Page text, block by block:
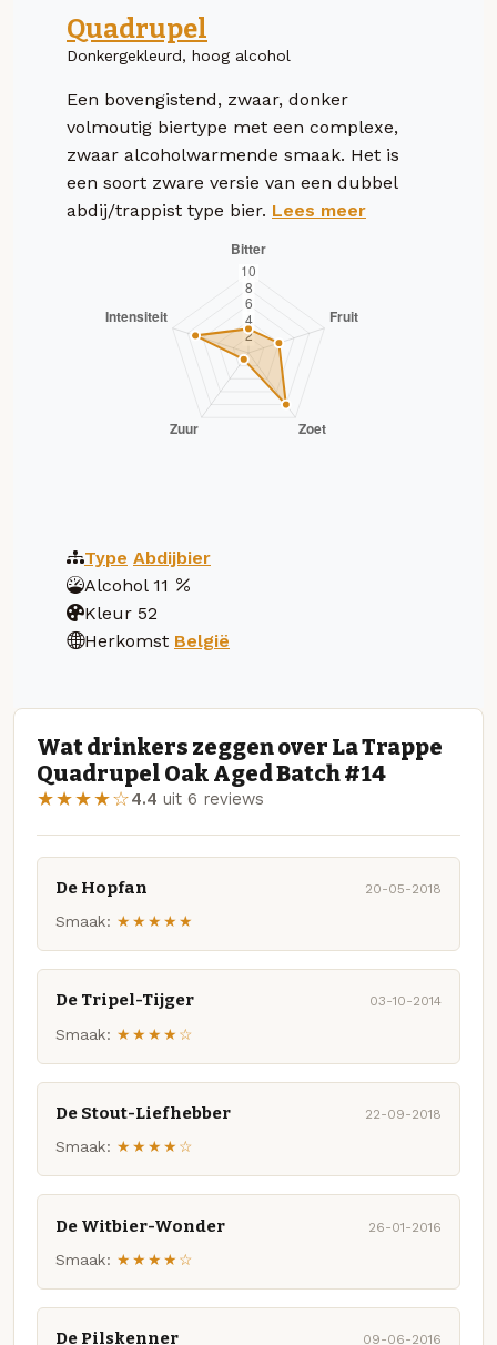
Quadrupel
Donkergekleurd, hoog alcohol
Een bovengistend, zwaar, donker
volmoutig biertype met een complexe,
zwaar alcoholwarmende smaak. Het is
een soort zware versie van een dubbel
abdij/trappist type bier. Lees meer
Type Abdijbier
Alcohol 11
Kleur 52
Herkomst België
Wat drinkers zeggen over La Trappe
Quadrupel Oak Aged Batch #14
★★★★☆4.4 uit 6 reviews
De Hopfan 20-05-2018
Smaak: ★★★★★
De Tripel-Tijger 03-10-2014
Smaak: ★★★★☆
De Stout-Liefhebber 22-09-2018
Smaak: ★★★★☆
De Witbier-Wonder 26-01-2016
Smaak: ★★★★☆
De Pilskenner 09-06-2016